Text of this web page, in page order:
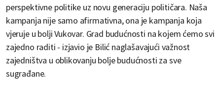
perspektivne politike uz novu generaciju političara. Naša
kampanja nije samo afirmativna, ona je kampanja koja
vjeruje u bolji Vukovar. Grad budućnosti na kojem ćemo svi
zajedno raditi - izjavio je Bilić naglašavajući važnost
zajedništva u oblikovanju bolje budućnosti za sve
sugrađane.